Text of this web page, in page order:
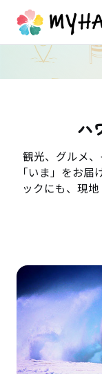
ハ
観光、グルメ
「いま」をお
ックにも、現